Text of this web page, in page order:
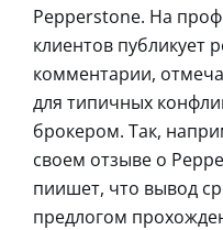
Pepperstone. На
клиентов публикует
комментарии,
для типичных
брокером. Так,
своем отзыве о
пиишет, что вывод
предлогом